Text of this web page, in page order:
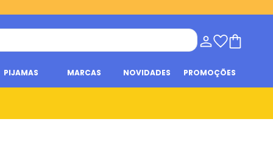
PIJAMAS MARCAS NOVIDADES PROMOÇÕES